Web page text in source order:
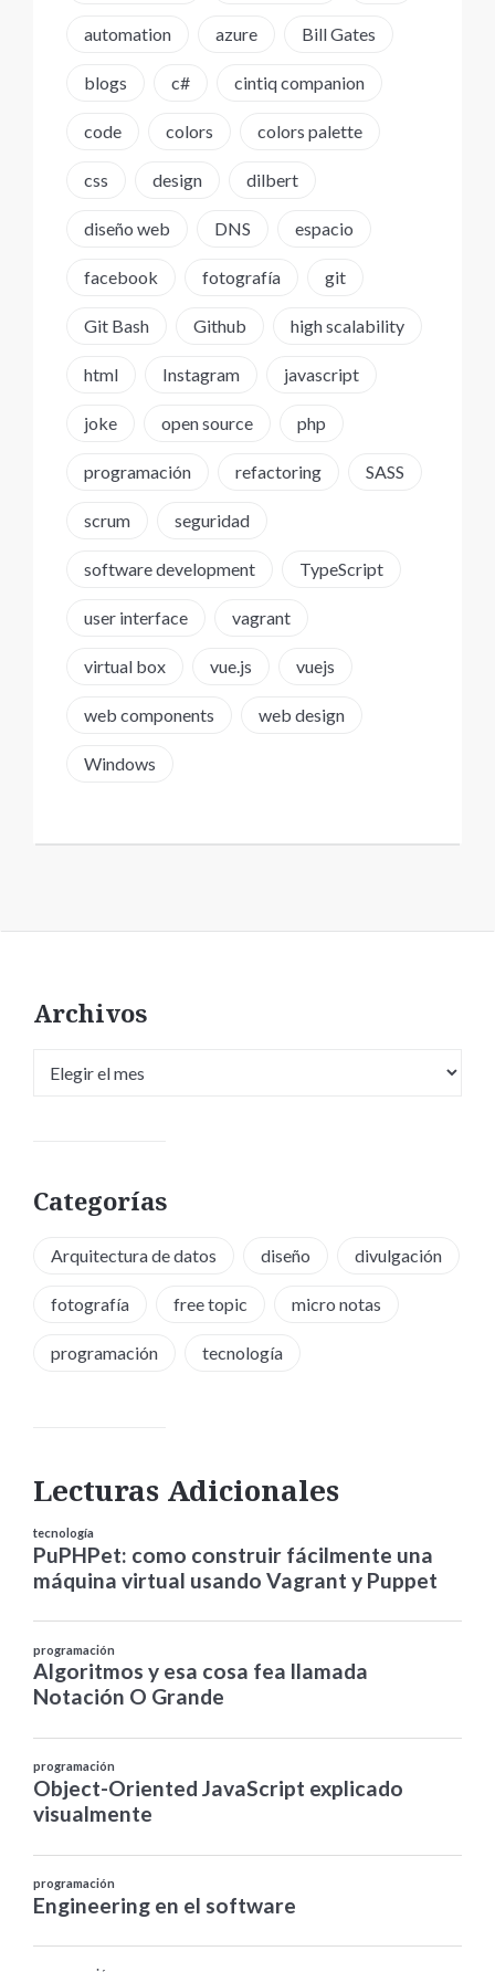
automation azure Bill Gates
blogs c# cintiq companion
code colors colors palette
css design dilbert
diseño web DNS espacio
facebook fotografía git
Git Bash Github high scalability
html Instagram javascript
joke open source php
programación refactoring SASS
scrum seguridad
software development TypeScript
user interface vagrant
virtual box vue.js vuejs
web components web design
Windows
Archivos
Categorías
Arquitectura de datos diseño divulgación
fotografía free topic micro notas
programación tecnología
Lecturas Adicionales